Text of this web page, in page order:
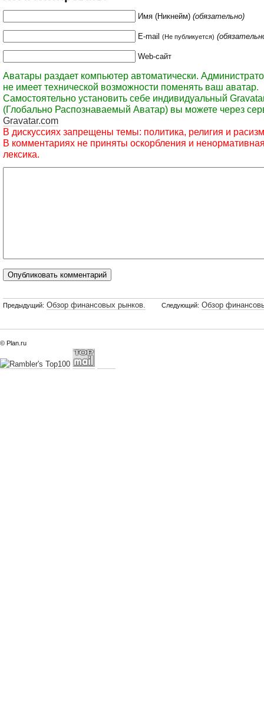
Имя (Никнейм) (обязательно)
E-mail (Не публикуется)
Web-сайт
Аватары раздает компьютер автоматически.
не имеет технической возможности поменять ваш аватар.
Самостоятельно установить себе индивидуальный
(Глобально Распознаваемый Аватар) вы можете через
Gravatar.com
В дискуссиях запрещены темы: политика, религия и
В комментариях не приняты оскорбления и
лексика.
Предыдущий: Обзор финансовых рынков. Следующий: Обзор
© Plan.ru